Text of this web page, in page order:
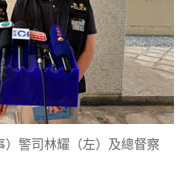
）警司林耀（左）及總督察